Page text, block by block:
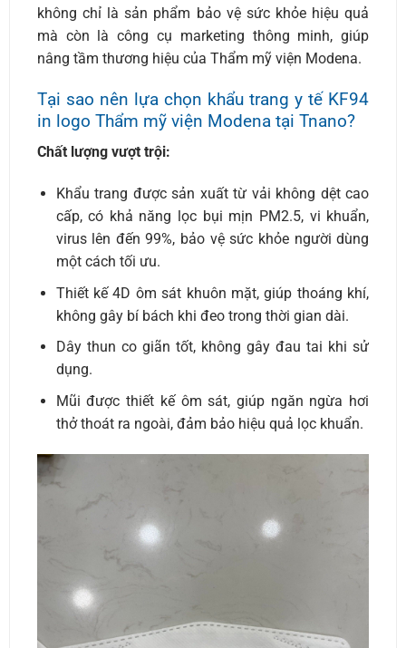
không chỉ là sản phẩm bảo vệ sức khỏe hiệu quả
mà còn là công cụ marketing thông minh, giúp
nâng tầm thương hiệu của Thẩm mỹ viện Modena.
Tại sao nên lựa chọn khẩu trang y tế KF94
in logo Thẩm mỹ viện Modena tại Tnano?
Chất lượng vượt trội:
Khẩu trang được sản xuất từ vải không dệt cao
cấp, có khả năng lọc bụi mịn PM2.5, vi khuẩn,
virus lên đến 99%, bảo vệ sức khỏe người dùng
một cách tối ưu.
Thiết kế 4D ôm sát khuôn mặt, giúp thoáng khí,
không gây bí bách khi đeo trong thời gian dài.
Dây thun co giãn tốt, không gây đau tai khi sử
dụng.
Mũi được thiết kế ôm sát, giúp ngăn ngừa hơi
thở thoát ra ngoài, đảm bảo hiệu quả lọc khuẩn.